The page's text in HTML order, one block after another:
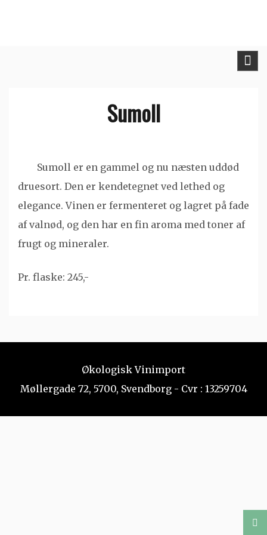
Sumoll
Sumoll er en gammel og nu næsten uddød
druesort. Den er kendetegnet ved lethed og
elegance. Vinen er fermenteret og lagret på fade
af valnød, og den har en fin aroma med toner af
frugt og mineraler.
Pr. flaske: 245,-
Økologisk Vinimport
Møllergade 72, 5700, Svendborg - Cvr : 13259704